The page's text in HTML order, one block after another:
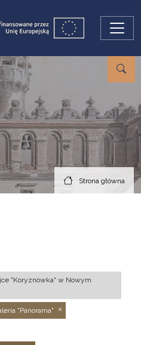
Strona główna
"Koryznówka" w Nowym
"Panorama"